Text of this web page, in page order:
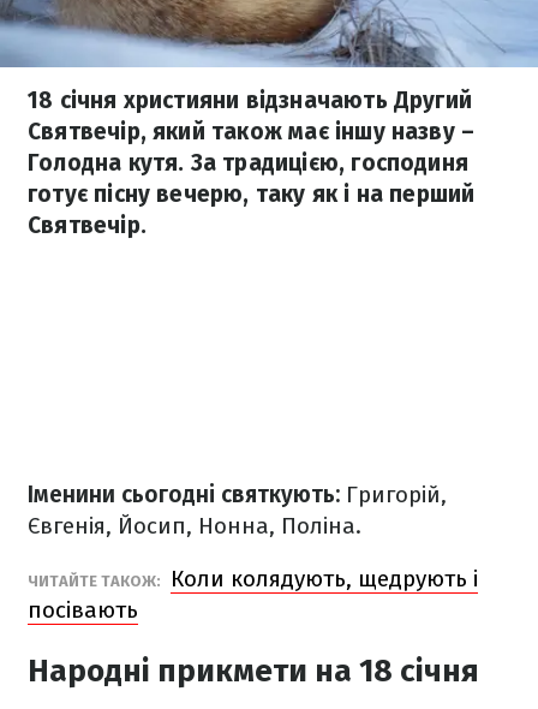
18 січня християни відзначають Другий
Святвечір, який також має іншу назву –
Голодна кутя. За традицією, господиня
готує пісну вечерю, таку як і на перший
Святвечір.
Іменини сьогодні святкують: Григорій,
Євгенія, Йосип, Нонна, Поліна.
ЧИТАЙТЕ ТАКОЖ:
Коли колядують, щедрують і
посівають
Народні прикмети на 18 січня